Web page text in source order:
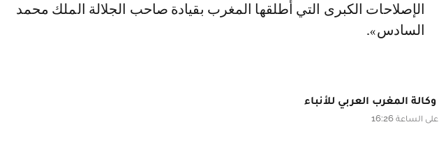
الإصلاحات الكبرى التي أطلقها المغرب بقيادة صاحب الجلالة الملك محمد
السادس».
وكالة المغرب العربي للأنباء